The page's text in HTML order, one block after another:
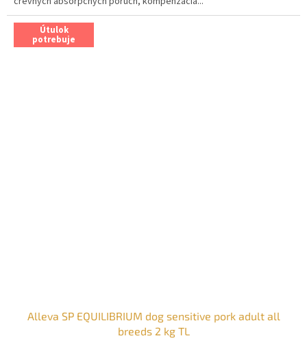
Útulok
potrebuje
Alleva SP EQUILIBRIUM dog sensitive pork adult all
breeds 2 kg TL